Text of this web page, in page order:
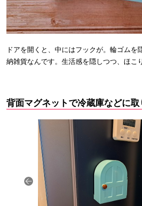
ドアを開くと、中にはフックが。輪ゴムを
納雑貨なんです。生活感を隠しつつ、ほこ
背面マグネットで冷蔵庫などに